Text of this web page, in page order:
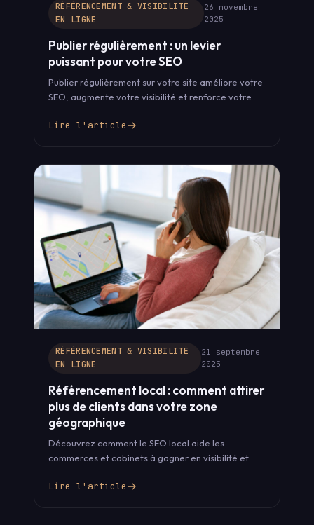
RÉFÉRENCEMENT & VISIBILITÉ
EN LIGNE
26 novembre
2025
Publier régulièrement : un levier
puissant pour votre SEO
Publier régulièrement sur votre site améliore votre
SEO, augmente votre visibilité et renforce votre
pour…
Lire l'article
RÉFÉRENCEMENT & VISIBILITÉ
EN LIGNE
21 septembre
2025
Référencement local : comment attirer
plus de clients dans votre zone
géographique
Découvrez comment le SEO local aide les
commerces et cabinets à gagner en visibilité et
Lire l'article